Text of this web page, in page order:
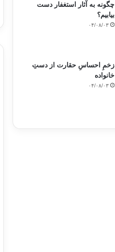
چگونه به آثار استغفار دست
بیابیم؟
۰۴/۰۸/۰۳
زخمِ احساسِ حقارت از دستِ
خانواده
۰۴/۰۸/۰۳